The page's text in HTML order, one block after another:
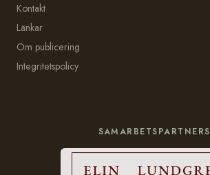
Kontakt
Länkar
Om publicering
Integritetspolicy
SAMARBETSPARTNERS